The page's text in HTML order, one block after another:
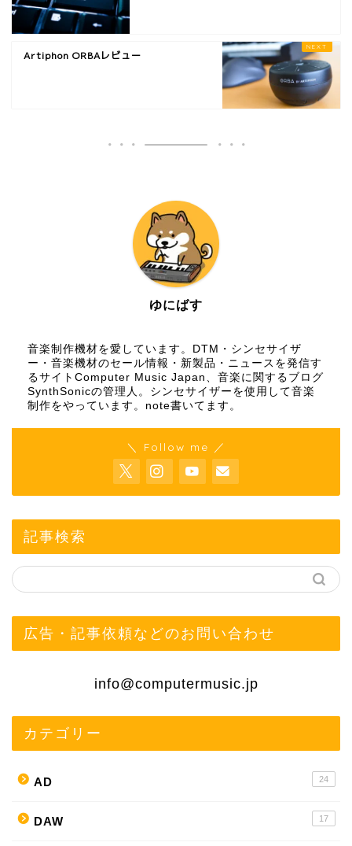
Artiphon ORBAレビュー
ゆにばす
音楽制作機材を愛しています。DTM・シンセサイザ
ー・音楽機材のセール情報・新製品・ニュースを発信す
るサイトComputer Music Japan、音楽に関するブログ
SynthSonicの管理人。シンセサイザーを使用して音楽
制作をやっています。 note書いてます。
＼ Follow me ／
記事検索
広告・記事依頼などのお問い合わせ
info@computermusic.jp
カテゴリー
AD 24
DAW 17